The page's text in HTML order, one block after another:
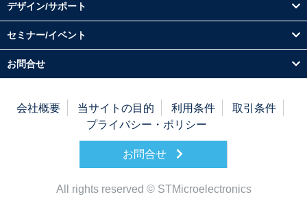
デザイン/サポート
セミナー/イベント
お問合せ
お問合せ
All rights reserved © STMicroelectronics
会社概要 当サイトの目的 利用条件
取引条件
プライバシー・ポリシー